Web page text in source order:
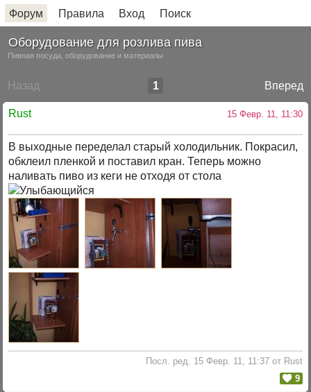
Форум Правила Вход Поиск
Оборудование для розлива пива
Пивная посуда, оборудование и материалы
Назад Вперед
1
Rust 15 Февр. 11, 11:30
В выходные переделал старый холодильник. Покрасил,
обклеил пленкой и поставил кран. Теперь можно
наливать пиво из кеги не отходя от стола
Посл. ред. 15 Февр. 11, 11:37 от Rust
9